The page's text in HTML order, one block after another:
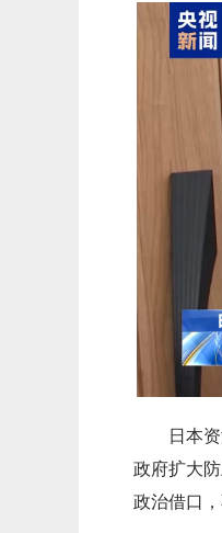
日本
政府扩大
政治借口